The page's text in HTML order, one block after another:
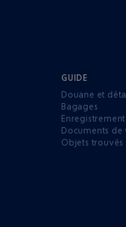
GUIDE
Douane et
Bagages
Enregistrement
Documents
Objets trouvés